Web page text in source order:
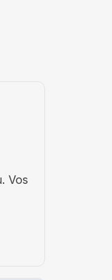
Vos